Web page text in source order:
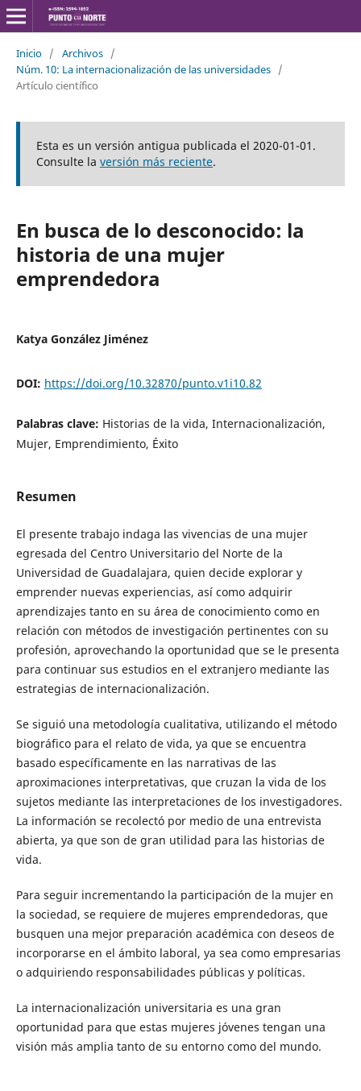
Inicio / Archivos /
Núm. 10: La internacionalización de las universidades /
Artículo científico
Esta es un versión antigua publicada el 2020-01-01.
Consulte la versión más reciente.
En busca de lo desconocido: la
historia de una mujer
emprendedora
Katya González Jiménez
DOI: https://doi.org/10.32870/punto.v1i10.82
Palabras clave: Historias de la vida, Internacionalización,
Mujer, Emprendimiento, Éxito
Resumen
El presente trabajo indaga las vivencias de una mujer
egresada del Centro Universitario del Norte de la
Universidad de Guadalajara, quien decide explorar y
emprender nuevas experiencias, así como adquirir
aprendizajes tanto en su área de conocimiento como en
relación con métodos de investigación pertinentes con su
profesión, aprovechando la oportunidad que se le presenta
para continuar sus estudios en el extranjero mediante las
estrategias de internacionalización.
Se siguió una metodología cualitativa, utilizando el método
biográfico para el relato de vida, ya que se encuentra
basado específicamente en las narrativas de las
aproximaciones interpretativas, que cruzan la vida de los
sujetos mediante las interpretaciones de los investigadores.
La información se recolectó por medio de una entrevista
abierta, ya que son de gran utilidad para las historias de
vida.
Para seguir incrementando la participación de la mujer en
la sociedad, se requiere de mujeres emprendedoras, que
busquen una mejor preparación académica con deseos de
incorporarse en el ámbito laboral, ya sea como empresarias
o adquiriendo responsabilidades públicas y políticas.
La internacionalización universitaria es una gran
oportunidad para que estas mujeres jóvenes tengan una
visión más amplia tanto de su entorno como del mundo.